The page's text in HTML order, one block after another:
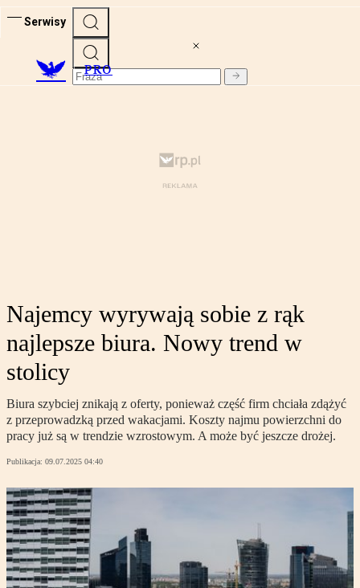
Serwisy
PRO
Najemcy wyrywają sobie z rąk
najlepsze biura. Nowy trend w
stolicy
Biura szybciej znikają z oferty, ponieważ część firm chciała zdążyć
z przeprowadzką przed wakacjami. Koszty najmu powierzchni do
pracy już są w trendzie wzrostowym. A może być jeszcze drożej.
Publikacja: 09.07.2025 04:40